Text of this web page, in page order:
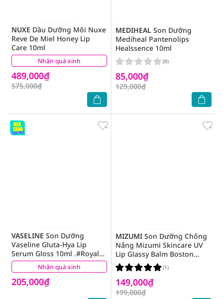
Nhận quà xinh
NUXE Dầu Dưỡng Môi Nuxe
Reve De Miel Honey Lip
Care 10ml
489,000₫
575,000₫
(1)
MEDIHEAL Son Dưỡng
Mediheal Pantenolips
Healssence 10ml
85,000₫
129,000₫
(0)
Nhận quà xinh
VASELINE Son Dưỡng
Vaseline Gluta-Hya Lip
Serum Gloss 10ml .#Royal
Plum
205,000₫
(0)
MIZUMI Son Dưỡng Chống
Nắng Mizumi Skincare UV
Lip Glassy Balm Boston
Brick 3.5g
149,000₫
199,000₫
(1)